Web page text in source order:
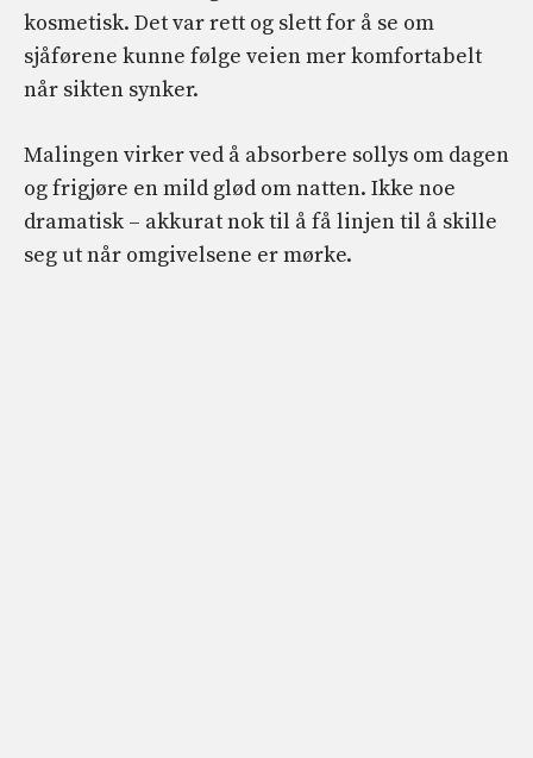
kosmetisk. Det var rett og slett for å se om
sjåførene kunne følge veien mer komfortabelt
når sikten synker.
Malingen virker ved å absorbere sollys om dagen
og frigjøre en mild glød om natten. Ikke noe
dramatisk – akkurat nok til å få linjen til å skille
seg ut når omgivelsene er mørke.